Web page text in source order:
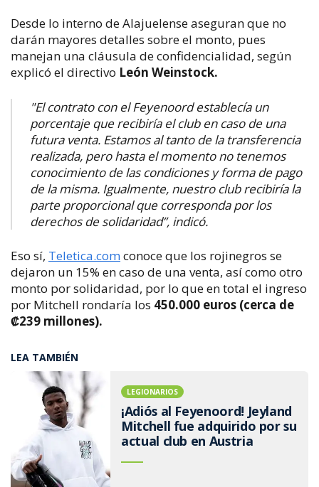
Desde lo interno de Alajuelense aseguran que no
darán mayores detalles sobre el monto, pues
manejan una cláusula de confidencialidad, según
explicó el directivo León Weinstock.
"El contrato con el Feyenoord establecía un
porcentaje que recibiría el club en caso de una
futura venta. Estamos al tanto de la transferencia
realizada, pero hasta el momento no tenemos
conocimiento de las condiciones y forma de pago
de la misma. Igualmente, nuestro club recibiría la
parte proporcional que corresponda por los
derechos de solidaridad”, indicó.
Eso sí, Teletica.comconoce que los rojinegros se
dejaron un 15% en caso de una venta, así como otro
monto por solidaridad, por lo que en total el ingreso
por Mitchell rondaría los 450.000 euros (cerca de
₡239 millones).
LEA TAMBIÉN
LEGIONARIOS
¡Adiós al Feyenoord! Jeyland
Mitchell fue adquirido por su
actual club en Austria